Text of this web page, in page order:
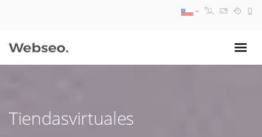
Tiendasvirtuales
09:30 AM A 18:30 PM